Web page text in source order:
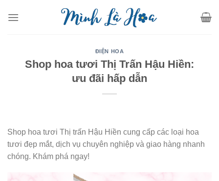
ĐIỆN HOA
Shop hoa tươi Thị Trấn Hậu Hiền:
ưu đãi hấp dẫn
Shop hoa tươi Thị trấn Hậu Hiền cung cấp các loại hoa
tươi đẹp mắt, dịch vụ chuyên nghiệp và giao hàng nhanh
chóng. Khám phá ngay!